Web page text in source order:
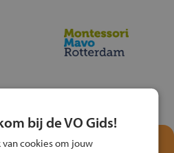
je kennis met het
bij de VO Gids!
cookies om jouw